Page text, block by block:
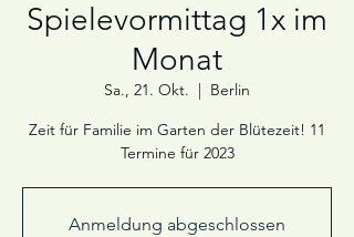
Spielevormittag 1x im
Monat
Sa., 21. Okt.
  |
Berlin
Zeit für Familie im Garten der Blütezeit! 11
Termine für 2023
Anmeldung abgeschlossen